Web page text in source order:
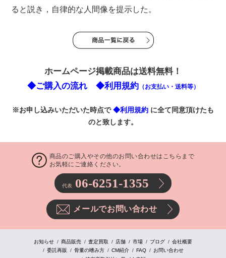
ると説き，自律的な人間像を提示した。
ホームページ掲載商品は送料無料！
◆ご購入の流れ
◆利用規約 （お支払い・送料等）
※お申し込みいただいた時点で◆利用規約 に全て同意頂けたも
のと致します。
商品のご購入やその他のお問い合わせはこちらまで
お気軽にご連絡ください。
代表 06-6251-1355
メールでお問い合わせ
お知らせ 商品販売 査定買取 店舗 市場 ブログ
会社概要
委託再販
骨董の嗜み方 CM紹介 FAQ
お問い合わせ